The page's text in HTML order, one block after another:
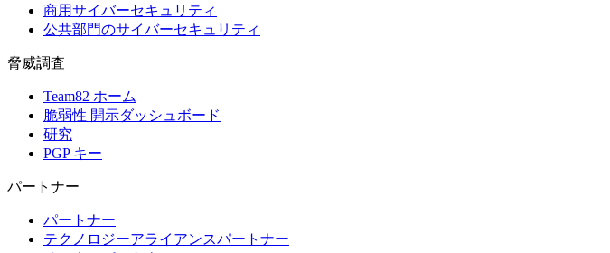
商用サイバーセキュリティ
公共部門のサイバーセキュリティ
脅威調査
Team82 ホーム
脆弱性 開示ダッシュボード
研究
PGP キー
パートナー
パートナー
テクノロジーアライアンスパートナー